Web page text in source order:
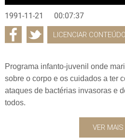
1991-11-21 00:07:37
LICENCIAR CONTEÚDO
Programa infanto-juvenil onde
sobre o corpo e os cuidados a ter
ataques de bactérias invasoras e
todos.
VER MAIS